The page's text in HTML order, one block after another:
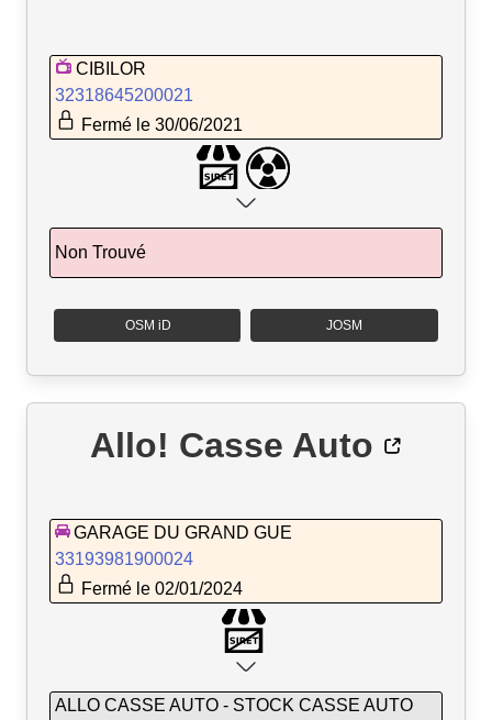
CIBILOR
32318645200021
Fermé le 30/06/2021
Non Trouvé
OSM iD JOSM
Allo! Casse Auto
GARAGE DU GRAND GUE
33193981900024
Fermé le 02/01/2024
ALLO CASSE AUTO - STOCK CASSE AUTO